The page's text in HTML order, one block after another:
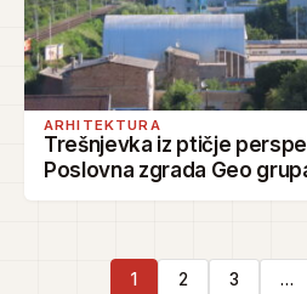
ARHITEKTURA
Trešnjevka iz ptičje
Poslovna zgrada Geo
1 2 3 …